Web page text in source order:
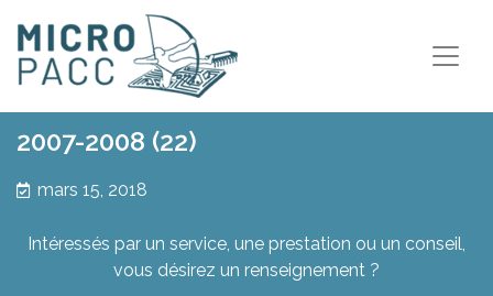
2007-2008 (22)
mars 15, 2018
Intéressés par un service, une prestation ou un conseil,
vous désirez un renseignement ?